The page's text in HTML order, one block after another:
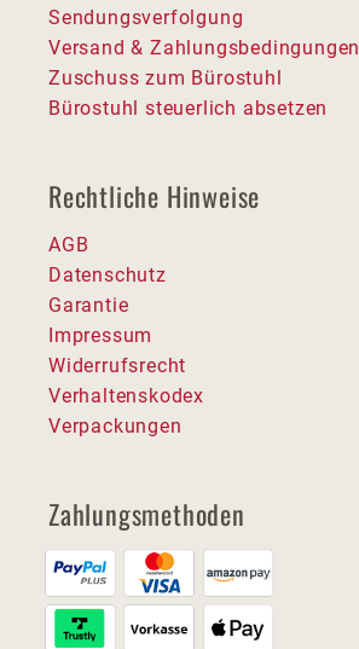
Sendungsverfolgung
Versand & Zahlungsbedingungen
Zuschuss zum Bürostuhl
Bürostuhl steuerlich absetzen
Rechtliche Hinweise
AGB
Datenschutz
Garantie
Impressum
Widerrufsrecht
Verhaltenskodex
Verpackungen
Zahlungsmethoden